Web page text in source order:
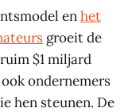
enhet
groeit de
$1 miljard
ondernemers
hen steunen. De